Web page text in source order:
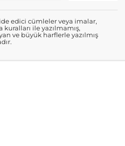
edici cümleler veya imalar,
kuralları ile yazılmamış,
ve büyük harflerle yazılmış